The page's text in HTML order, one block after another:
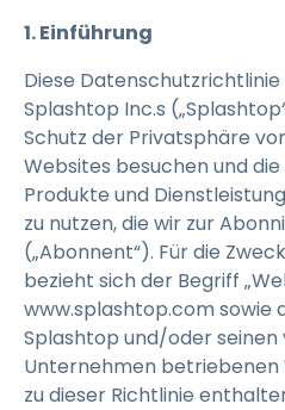
1. Einführung
Diese
Splashtop Inc.s
Schutz der Privatsphäre
Websites besuchen und
Produkte und
zu nutzen, die wir zur
(„Abonnent“). Für die
bezieht sich der Begriff
www.splashtop.com sowie
Splashtop und/oder
Unternehmen betriebenen
zu dieser Richtlinie